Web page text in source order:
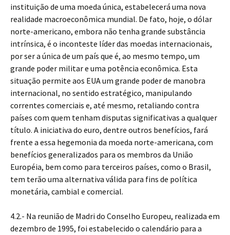
instituição de uma moeda única, estabelecerá uma nova
realidade macroeconômica mundial. De fato, hoje, o dólar
norte-americano, embora não tenha grande substância
intrínsica, é o inconteste líder das moedas internacionais,
por ser a única de um país que é, ao mesmo tempo, um
grande poder militar e uma potência econômica. Esta
situação permite aos EUA um grande poder de manobra
internacional, no sentido estratégico, manipulando
correntes comerciais e, até mesmo, retaliando contra
países com quem tenham disputas significativas a qualquer
título. A iniciativa do euro, dentre outros benefícios, fará
frente a essa hegemonia da moeda norte-americana, com
benefícios generalizados para os membros da União
Européia, bem como para terceiros países, como o Brasil,
tem terão uma alternativa válida para fins de política
monetária, cambial e comercial.
4.2.- Na reunião de Madri do Conselho Europeu, realizada em
dezembro de 1995, foi estabelecido o calendário para a